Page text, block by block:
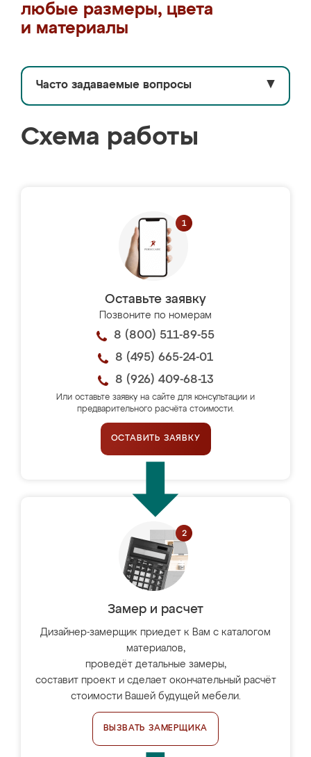
любые размеры, цвета
и материалы
Часто задаваемые вопросы ▼
Схема работы
Оставьте заявку
Позвоните по номерам
8 (800) 511-89-55
8 (495) 665-24-01
8 (926) 409-68-13
Или оставьте заявку на сайте для консультации и
предварительного расчёта стоимости.
ОСТАВИТЬ ЗАЯВКУ
Замер и расчет
Дизайнер-замерщик приедет к Вам с каталогом
материалов,
проведёт детальные замеры,
составит проект и сделает окончательный расчёт
стоимости Вашей будущей мебели.
ВЫЗВАТЬ ЗАМЕРЩИКА